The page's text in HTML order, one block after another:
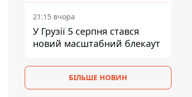
21:15 вчора
У Грузії 5 серпня стався
новий масштабний блекаут
БІЛЬШЕ НОВИН